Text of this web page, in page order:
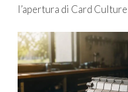
l’apertura di Card